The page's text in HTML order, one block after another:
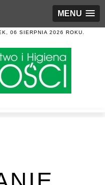
MENU
06 SIERPNIA 2026 ROKU.